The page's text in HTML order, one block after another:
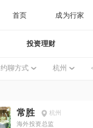
首页 成为行家
投资理财
约聊方式 杭州
常胜
杭州
海外投资总监